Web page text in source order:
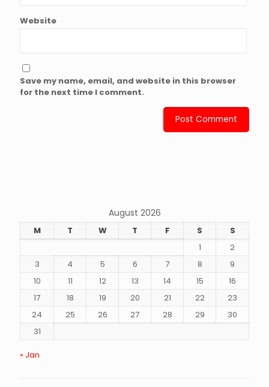
Website
Save my name, email, and website in this browser
for the next time I comment.
August 2026
M T W T F S
S
1
2
3
4 5 6 7 8
9
10
11 12 13 14 15
16
17
18 19 20 21 22
23
24
25 26 27 28 29
30
31
« Jan